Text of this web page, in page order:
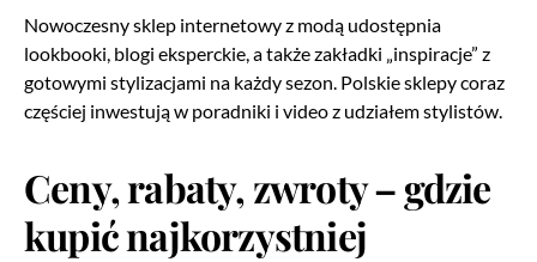
Nowoczesny sklep internetowy z modą udostępnia
lookbooki, blogi eksperckie, a także zakładki „inspiracje” z
gotowymi stylizacjami na każdy sezon. Polskie sklepy coraz
częściej inwestują w poradniki i video z udziałem stylistów.
Ceny, rabaty, zwroty – gdzie
kupić najkorzystniej